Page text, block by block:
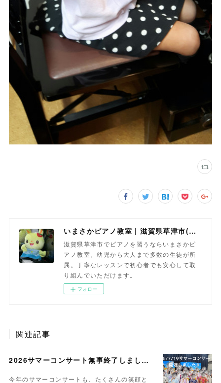
いまさかピアノ教室 | 滋賀県草津市(南草津)のピアノ教室
滋賀県草津市でピアノを習うならいまさかピ
アノ教室。幼児から大人まで多数の生徒が所
属。丁寧なレッスンで初心者でも安心して取
り組んでいただけます。
フォロー
関連記事
2026サマーコンサート無事終了しました。
今年のサマーコンサートも、たくさんの笑顔と